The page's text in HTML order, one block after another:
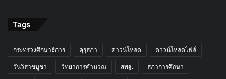
Tags
กระทรวงศึกษาธิการ คุรุสภา ดาวน์โหลด ดาวน์โหลดไฟล์
วันวิสาขบูชา วิทยาการคำนวณ สพฐ. สภาการศึกษา